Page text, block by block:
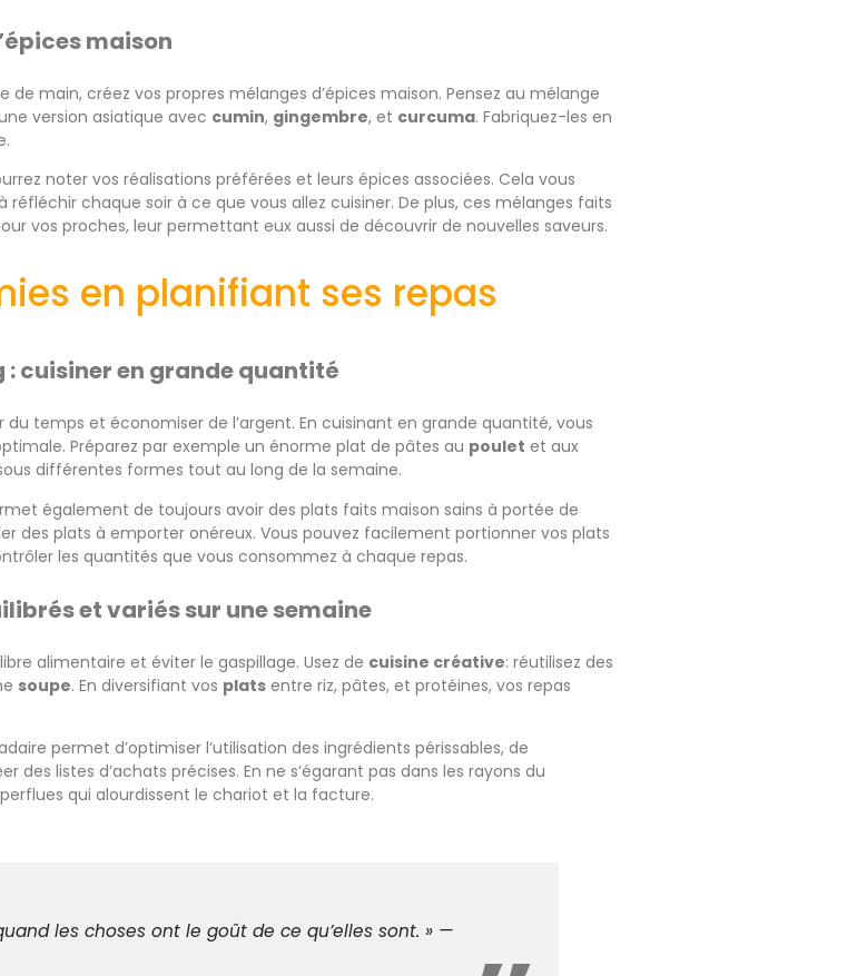
maison
de main, créez vos propres mélanges d’épices maison. Pensez au mélange
version asiatique avec cumin, gingembre, et curcuma. Fabriquez-les en
noter vos réalisations préférées et leurs épices associées. Cela vous
réfléchir chaque soir à ce que vous allez cuisiner. De plus, ces mélanges faits
vos proches, leur permettant eux aussi de découvrir de nouvelles saveurs.
en planifiant ses repas
cuisiner en grande quantité
du temps et économiser de l’argent. En cuisinant en grande quantité, vous
Préparez par exemple un énorme plat de pâtes au poulet et aux
différentes formes tout au long de la semaine.
également de toujours avoir des plats faits maison sains à portée de
des plats à emporter onéreux. Vous pouvez facilement portionner vos plats
les quantités que vous consommez à chaque repas.
et variés sur une semaine
alimentaire et éviter le gaspillage. Usez de cuisine créative: réutilisez des
soupe. En diversifiant vos plats entre riz, pâtes, et protéines, vos repas
permet d’optimiser l’utilisation des ingrédients périssables, de
des listes d’achats précises. En ne s’égarant pas dans les rayons du
qui alourdissent le chariot et la facture.
les choses ont le goût de ce qu’elles sont. » —